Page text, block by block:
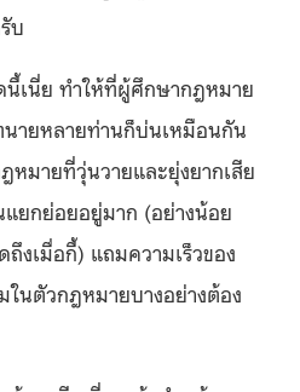
บ
เนี่ย ทำให้ที่ผู้ศึกษากฎหมาย
นายหลายท่านก็บ่นเหมือนกัน
มายที่วุ่นวายและยุ่งยากเสีย
ยกย่อยอยู่มาก (อย่างน้อย
งเมื่อกี้) แถมความเร็วของ
ในตัวกฎหมายบางอย่างต้อง